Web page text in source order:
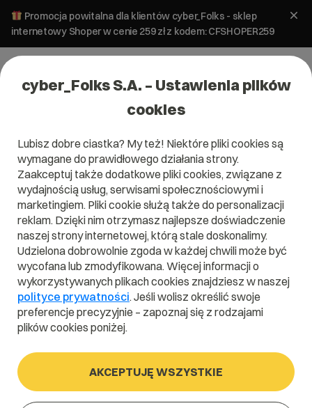
Promocja powitalna dla klientów cyber_Folks - sklep
internetowy Shoper w cenie 259 zł z kodem: CFSHOPER259
Tworzenie stron
Kreator stron Home – opinie i test,
który mnie zaskoczył!
24 kwietnia 2025 ok.11min
cyber_Folks S.A. – Ustawienia plików
cookies
Lubisz dobre ciastka? My też! Niektóre pliki cookies są
wymagane do prawidłowego działania strony.
Zaakceptuj także dodatkowe pliki cookies, związane z
wydajnością usług, serwisami społecznościowymi i
marketingiem. Pliki cookie służą także do personalizacji
reklam. Dzięki nim otrzymasz najlepsze doświadczenie
naszej strony internetowej, którą stale doskonalimy.
Udzielona dobrowolnie zgoda w każdej chwili może być
wycofana lub zmodyfikowana. Więcej informacji o
wykorzystywanych plikach cookies znajdziesz w naszej
polityce prywatności. Jeśli wolisz określić swoje
preferencje precyzyjnie – zapoznaj się z rodzajami
plików cookies poniżej.
AKCEPTUJĘ WSZYSTKIE